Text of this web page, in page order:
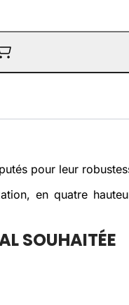
pour leur
en quatre
SOUHAITÉE